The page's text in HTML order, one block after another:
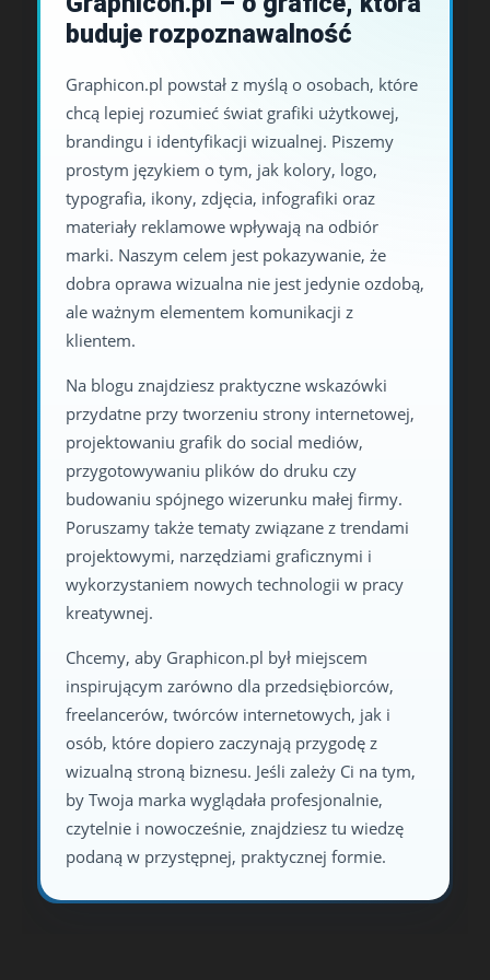
buduje rozpoznawalność
Graphicon.pl powstał z myślą o osobach, które
chcą lepiej rozumieć świat grafiki użytkowej,
brandingu i identyfikacji wizualnej. Piszemy
prostym językiem o tym, jak kolory, logo,
typografia, ikony, zdjęcia, infografiki oraz
materiały reklamowe wpływają na odbiór
marki. Naszym celem jest pokazywanie, że
dobra oprawa wizualna nie jest jedynie ozdobą,
ale ważnym elementem komunikacji z
klientem.
Na blogu znajdziesz praktyczne wskazówki
przydatne przy tworzeniu strony internetowej,
projektowaniu grafik do social mediów,
przygotowywaniu plików do druku czy
budowaniu spójnego wizerunku małej firmy.
Poruszamy także tematy związane z trendami
projektowymi, narzędziami graficznymi i
wykorzystaniem nowych technologii w pracy
kreatywnej.
Chcemy, aby Graphicon.pl był miejscem
inspirującym zarówno dla przedsiębiorców,
freelancerów, twórców internetowych, jak i
osób, które dopiero zaczynają przygodę z
wizualną stroną biznesu. Jeśli zależy Ci na tym,
by Twoja marka wyglądała profesjonalnie,
czytelnie i nowocześnie, znajdziesz tu wiedzę
podaną w przystępnej, praktycznej formie.